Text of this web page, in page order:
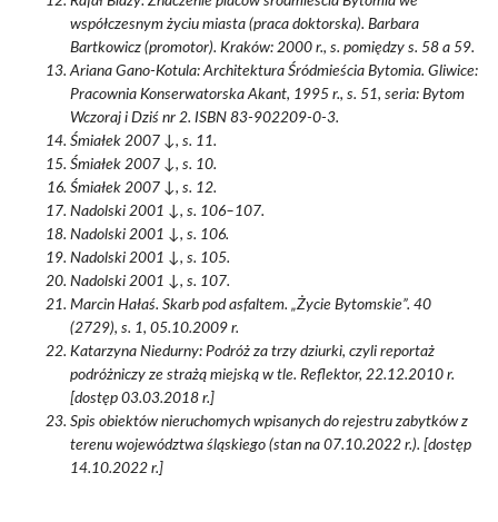
współczesnym życiu miasta (praca doktorska). Barbara
Bartkowicz (promotor). Kraków: 2000 r., s. pomiędzy s. 58 a 59.
Ariana Gano-Kotula: Architektura Śródmieścia Bytomia. Gliwice:
Pracownia Konserwatorska Akant, 1995 r., s. 51, seria: Bytom
Wczoraj i Dziś nr 2. ISBN 83-902209-0-3.
Śmiałek 2007 ↓, s. 11.
Śmiałek 2007 ↓, s. 10.
Śmiałek 2007 ↓, s. 12.
Nadolski 2001 ↓, s. 106–107.
Nadolski 2001 ↓, s. 106.
Nadolski 2001 ↓, s. 105.
Nadolski 2001 ↓, s. 107.
Marcin Hałaś. Skarb pod asfaltem. „Życie Bytomskie”. 40
(2729), s. 1, 05.10.2009 r.
Katarzyna Niedurny: Podróż za trzy dziurki, czyli reportaż
podróżniczy ze strażą miejską w tle. Reflektor, 22.12.2010 r.
[dostęp 03.03.2018 r.]
Spis obiektów nieruchomych wpisanych do rejestru zabytków z
terenu województwa śląskiego (stan na 07.10.2022 r.). [dostęp
14.10.2022 r.]